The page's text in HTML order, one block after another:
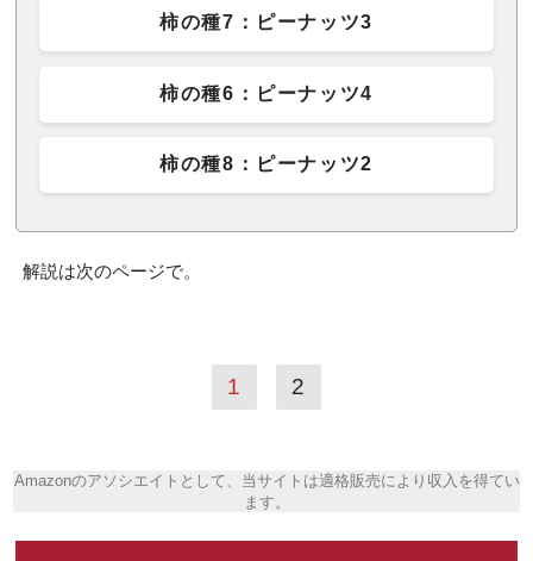
柿の種7：ピーナッツ3
柿の種6：ピーナッツ4
柿の種8：ピーナッツ2
解説は次のページで。
1 2
Amazonのアソシエイトとして、当サイトは適格販売により収入を得てい
ます。